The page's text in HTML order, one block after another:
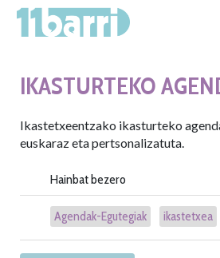
IKASTURTEKO
Ikastetxeentzako ikasturteko
euskaraz eta pertsonalizatuta.
Hainbat bezero
Agendak-Egutegiak ikastetxea